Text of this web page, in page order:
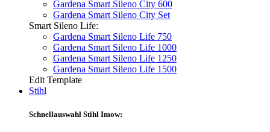
Gardena Smart Sileno City 600
Gardena Smart Sileno City Set
Smart Sileno Life:
Gardena Smart Sileno Life 750
Gardena Smart Sileno Life 1000
Gardena Smart Sileno Life 1250
Gardena Smart Sileno Life 1500
Edit Template
Stihl
Schnellauswahl Stihl Imow: